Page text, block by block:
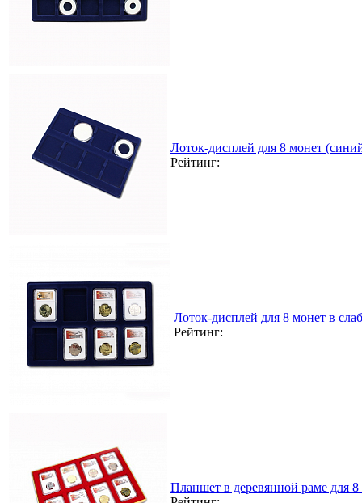
Лоток-дисплей для 8 монет
Рейтинг:
Лоток-дисплей для 8 монет в
Рейтинг:
Планшет в деревянной раме для